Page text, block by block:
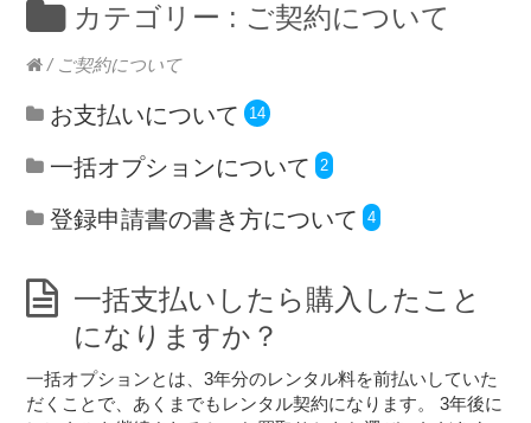
カテゴリー : ご契約について
/ ご契約について
お支払いについて 14
一括オプションについて 2
登録申請書の書き方について 4
一括支払いしたら購入したこと
になりますか？
一括オプションとは、3年分のレンタル料を前払いしていた
だくことで、あくまでもレンタル契約になります。 3年後に